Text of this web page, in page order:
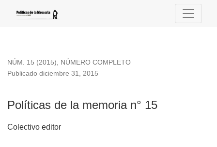
NÚM. 15 (2015), NÚMERO COMPLETO
Políticas de la memoria n° 15
Publicado diciembre 31, 2015
Colectivo editor